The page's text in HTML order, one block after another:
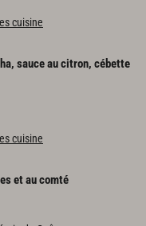
cuisine
sauce au citron, cébette
cuisine
etaucomté